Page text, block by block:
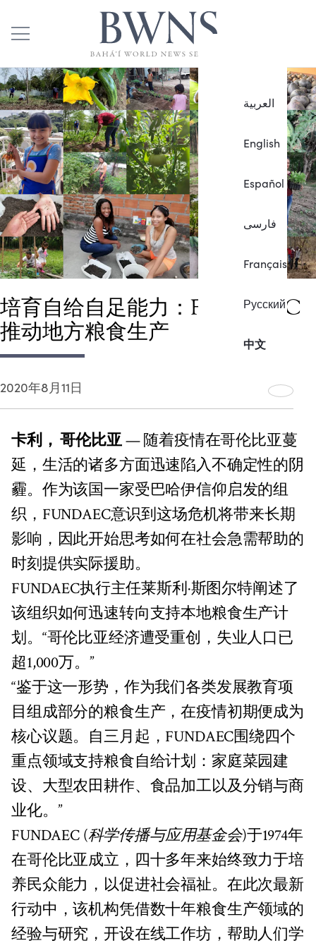
العربية
English
Español
فارسی
Français
Русский
中文
培育自给自足能力：FUNDAEC
推动地方粮食生产
2020年8月11日
卡利， 哥伦比亚— 随着疫情在哥伦比亚蔓
延，生活的诸多方面迅速陷入不确定性的阴
霾。作为该国一家受巴哈伊信仰启发的组
织，FUNDAEC意识到这场危机将带来长期
影响，因此开始思考如何在社会急需帮助的
时刻提供实际援助。
FUNDAEC执行主任莱斯利·斯图尔特阐述了
该组织如何迅速转向支持本地粮食生产计
划。“哥伦比亚经济遭受重创，失业人口已
超1,000万。”
“鉴于这一形势，作为我们各类发展教育项
目组成部分的粮食生产，在疫情初期便成为
核心议题。自三月起，FUNDAEC围绕四个
重点领域支持粮食自给计划：家庭菜园建
设、大型农田耕作、食品加工以及分销与商
业化。”
FUNDAEC (科学传播与应用基金会)于1974年
在哥伦比亚成立，四十多年来始终致力于培
养民众能力，以促进社会福祉。在此次最新
行动中，该机构凭借数十年粮食生产领域的
经验与研究，开设在线工作坊，帮助人们学